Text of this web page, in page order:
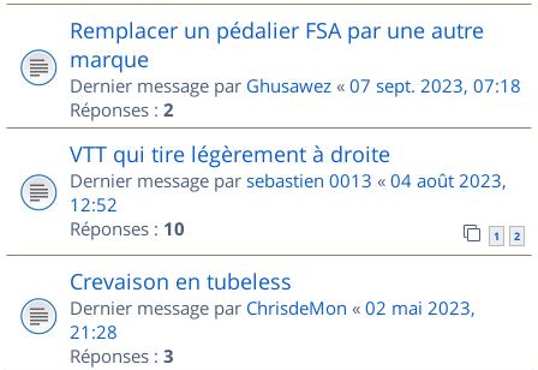
Remplacer un pédalier FSA par une autre
marque
Dernier message par Ghusawez « 07 sept. 2023, 07:18
Réponses : 2
VTT qui tire légèrement à droite
Dernier message par sebastien 0013 « 04 août 2023,
12:52
Réponses : 10 1 2
Crevaison en tubeless
Dernier message par ChrisdeMon « 02 mai 2023,
21:28
Réponses : 3